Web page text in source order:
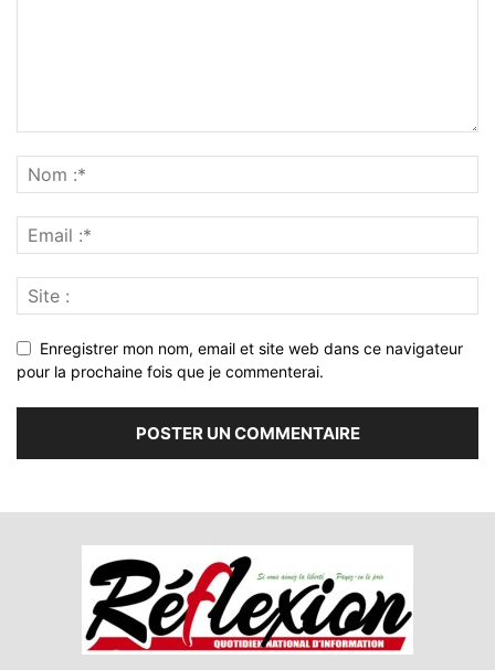
Enregistrer mon nom, email et site web dans ce navigateur
pour la prochaine fois que je commenterai.